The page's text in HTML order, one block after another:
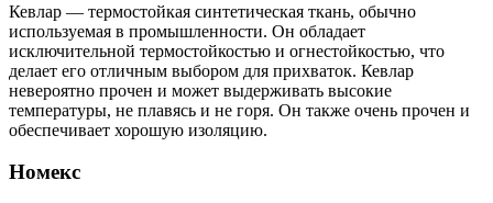
Кевлар — термостойкая синтетическая ткань, обычно
используемая в промышленности. Он обладает
исключительной термостойкостью и огнестойкостью, что
делает его отличным выбором для прихваток. Кевлар
невероятно прочен и может выдерживать высокие
температуры, не плавясь и не горя. Он также очень прочен и
обеспечивает хорошую изоляцию.
Номекс